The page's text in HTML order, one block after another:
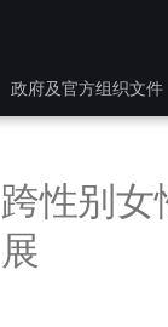
政府及官方组织文件
跨性别女
展